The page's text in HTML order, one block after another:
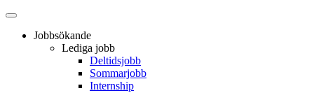
Jobbsökande
Lediga jobb
Deltidsjobb
Sommarjobb
Internship